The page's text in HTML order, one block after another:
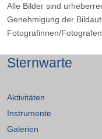
Alle Bilder sind
Genehmigung der
Fotografinnen/
Sternwarte
Aktivitäten
Instrumente
Galerien